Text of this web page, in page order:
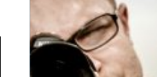
utan kulturella nav där
kreativitet frodas och
tankeväckande
dialoger...